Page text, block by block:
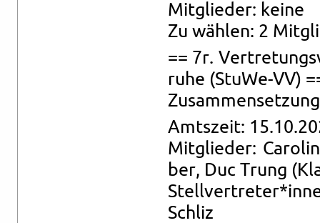
Mit­glie­der: keine
Zu wäh­len: 2
== 7r.
ru­he (Stu­We-VV)
Amts­zeit:
Mit­glie­der:
ber, Duc Trung
Schliz